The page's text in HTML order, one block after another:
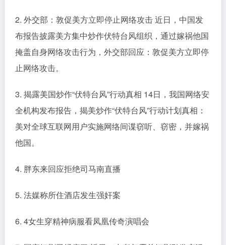
2. 外交部：敦促美方立即停止网络攻击 近日，中国发
布报告披露美方集中炒作伏特台风组织，通过嫁祸他国
掩盖自身网络攻击行为，外交部回应：敦促美方立即停
止网络攻击。
3. 揭露美国炒作“伏特台风”行动真相 14日，我国网络安
全机构发布报告，揭美炒作“伏特台风”行动计划真相：
美对全球互联网用户实施网络间谍窃听、窃密，并嫁祸
他国。
4. 胖东来回应拒绝司马南直播
5. 法媒称所住酒店发生强奸案
6. 4女生穿精神病服看凤凰传奇演唱会